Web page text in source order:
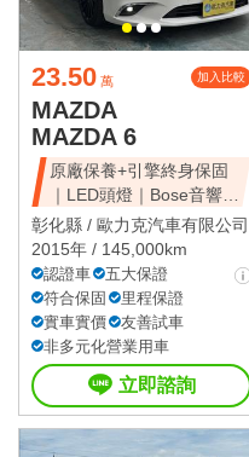
23.50 萬 加入比較
MAZDA
MAZDA 6
原廠保養+引擎終身保固
｜LED頭燈｜Bose音響｜
抬顯｜盲點
彰化縣 / 歐力克汽車有限公司
2015年 / 145,000km
認證車
五大保證
符合保固
里程保證
實車實價
友善試車
非多元化營業用車
立即諮詢